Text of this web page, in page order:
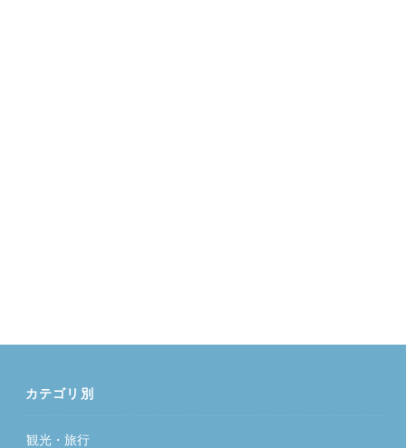
カテゴリ別
観光・旅行